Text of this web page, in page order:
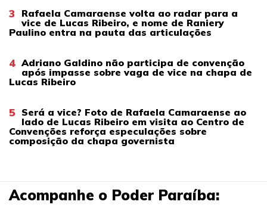
3 Rafaela Camaraense volta ao radar para a
vice de Lucas Ribeiro, e nome de Raniery
Paulino entra na pauta das articulações
4 Adriano Galdino não participa de convenção
após impasse sobre vaga de vice na chapa de
Lucas Ribeiro
5 Será a vice? Foto de Rafaela Camaraense ao
lado de Lucas Ribeiro em visita ao Centro de
Convenções reforça especulações sobre
composição da chapa governista
Acompanhe o Poder Paraíba: